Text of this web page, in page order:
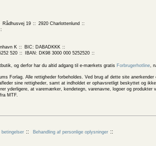
Rådhusvej 19
2920 Charlottenlund
K
BIC: DABADKKK
520 IBAN: DK98 3000 000 5252520
og derfor har du altid adgang til e-mærkets gratis Forbrugerhotline,
Forlag. Alle rettigheder forbeholdes. Ved brug af dette site
sine rettigheder, samt at indholdet er ophavsretligt beskyttet og
yderligere, at varemærker, kendetegn, varenavne, logoer og
MTF.
betingelser Behandling af personlige oplysninger